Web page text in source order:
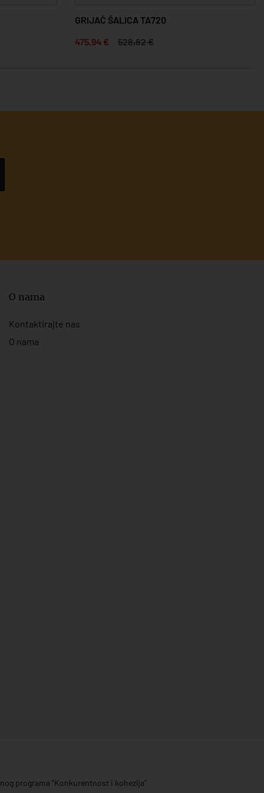
GRIJAČ ŠALICA TA720
475,94 €
528,82 €
O nama
Kontaktirajte nas
O nama
programa "Konkurentnost i kohezija"